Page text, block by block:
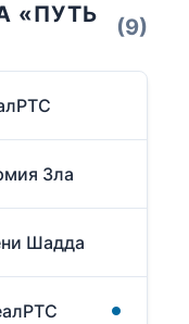
«ПУТЬ
(9)
Зла
Шадда